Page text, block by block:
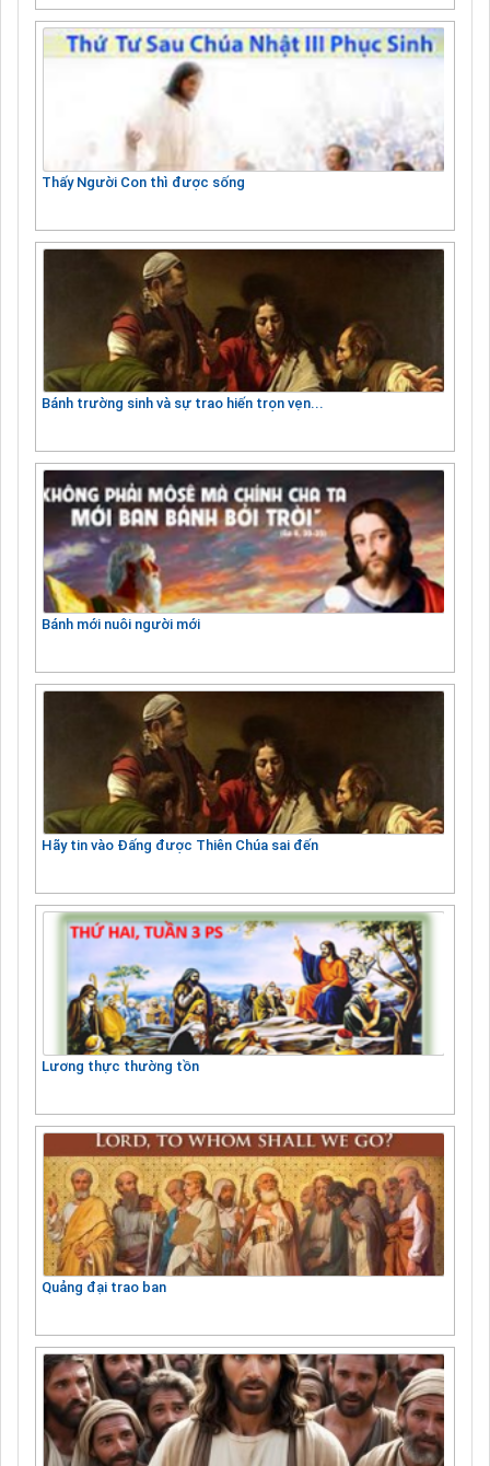
Thấy Người Con thì được sống
Bánh trường sinh và sự trao hiến trọn vẹn...
Bánh mới nuôi người mới
Hãy tin vào Đấng được Thiên Chúa sai đến
Lương thực thường tồn
Quảng đại trao ban